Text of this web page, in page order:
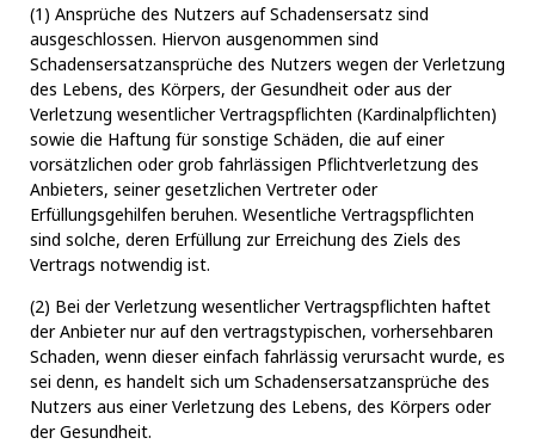
(1) Ansprüche des Nutzers auf Schadensersatz sind
ausgeschlossen. Hiervon ausgenommen sind
Schadensersatzansprüche des Nutzers wegen der Verletzung
des Lebens, des Körpers, der Gesundheit oder aus der
Verletzung wesentlicher Vertragspflichten (Kardinalpflichten)
sowie die Haftung für sonstige Schäden, die auf einer
vorsätzlichen oder grob fahrlässigen Pflichtverletzung des
Anbieters, seiner gesetzlichen Vertreter oder
Erfüllungsgehilfen beruhen. Wesentliche Vertragspflichten
sind solche, deren Erfüllung zur Erreichung des Ziels des
Vertrags notwendig ist.
(2) Bei der Verletzung wesentlicher Vertragspflichten haftet
der Anbieter nur auf den vertragstypischen, vorhersehbaren
Schaden, wenn dieser einfach fahrlässig verursacht wurde, es
sei denn, es handelt sich um Schadensersatzansprüche des
Nutzers aus einer Verletzung des Lebens, des Körpers oder
der Gesundheit.